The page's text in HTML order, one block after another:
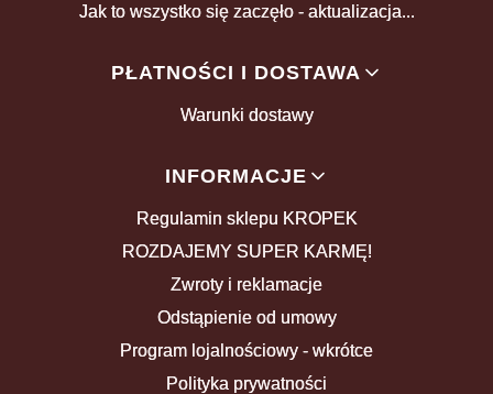
Jak to wszystko się zaczęło - aktualizacja...
PŁATNOŚCI I DOSTAWA
Warunki dostawy
INFORMACJE
Regulamin sklepu KROPEK
ROZDAJEMY SUPER KARMĘ!
Zwroty i reklamacje
Odstąpienie od umowy
Program lojalnościowy - wkrótce
Polityka prywatności